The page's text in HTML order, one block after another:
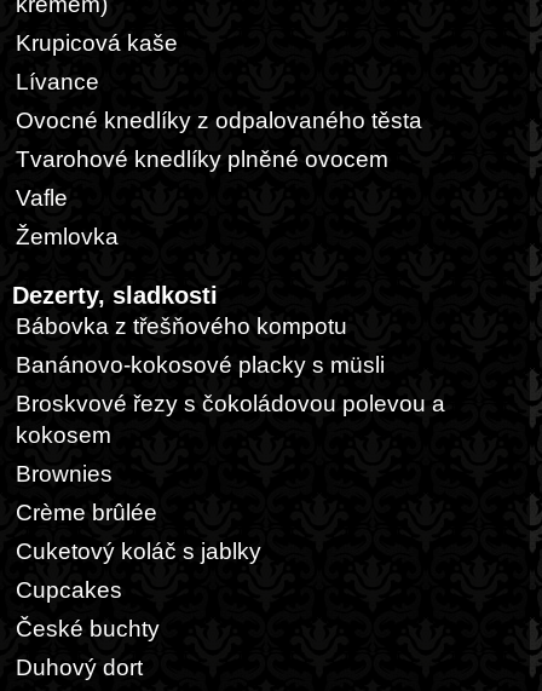
Krupicová kaše
Lívance
Ovocné knedlíky z odpalovaného těsta
Tvarohové knedlíky plněné ovocem
Vafle
Žemlovka
Dezerty, sladkosti
Bábovka z třešňového kompotu
Banánovo-kokosové placky s müsli
Broskvové řezy s čokoládovou polevou a
kokosem
Brownies
Crème brûlée
Cuketový koláč s jablky
Cupcakes
České buchty
Duhový dort